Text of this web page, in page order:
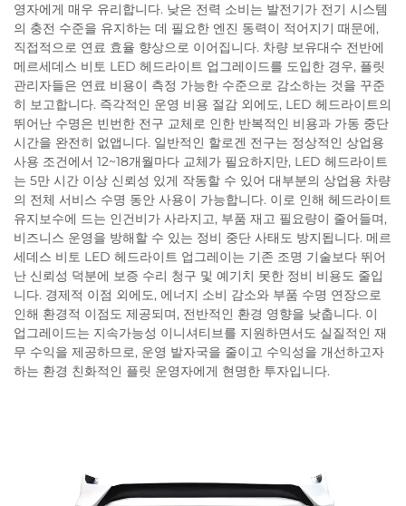
영자에게 매우 유리합니다. 낮은 전력 소비는 발전기가 전기 시스템
의 충전 수준을 유지하는 데 필요한 엔진 동력이 적어지기 때문에,
직접적으로 연료 효율 향상으로 이어집니다. 차량 보유대수 전반에
메르세데스 비토 LED 헤드라이트 업그레이드를 도입한 경우, 플릿
관리자들은 연료 비용이 측정 가능한 수준으로 감소하는 것을 꾸준
히 보고합니다. 즉각적인 운영 비용 절감 외에도, LED 헤드라이트의
뛰어난 수명은 빈번한 전구 교체로 인한 반복적인 비용과 가동 중단
시간을 완전히 없앱니다. 일반적인 할로겐 전구는 정상적인 상업용
사용 조건에서 12~18개월마다 교체가 필요하지만, LED 헤드라이트
는 5만 시간 이상 신뢰성 있게 작동할 수 있어 대부분의 상업용 차량
의 전체 서비스 수명 동안 사용이 가능합니다. 이로 인해 헤드라이트
유지보수에 드는 인건비가 사라지고, 부품 재고 필요량이 줄어들며,
비즈니스 운영을 방해할 수 있는 정비 중단 사태도 방지됩니다. 메르
세데스 비토 LED 헤드라이트 업그레이는 기존 조명 기술보다 뛰어
난 신뢰성 덕분에 보증 수리 청구 및 예기치 못한 정비 비용도 줄입
니다. 경제적 이점 외에도, 에너지 소비 감소와 부품 수명 연장으로
인해 환경적 이점도 제공되며, 전반적인 환경 영향을 낮춥니다. 이
업그레이드는 지속가능성 이니셔티브를 지원하면서도 실질적인 재
무 수익을 제공하므로, 운영 발자국을 줄이고 수익성을 개선하고자
하는 환경 친화적인 플릿 운영자에게 현명한 투자입니다.